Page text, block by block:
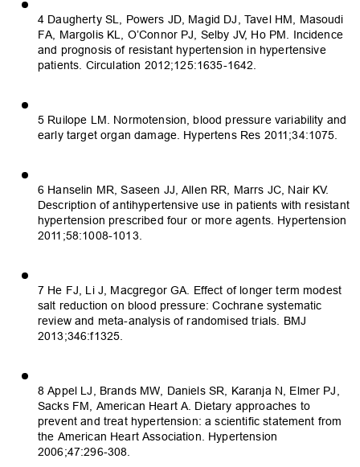
4 Daugherty SL, Powers JD, Magid DJ, Tavel HM, Masoudi
FA, Margolis KL, O’Connor PJ, Selby JV, Ho PM. Incidence
and prognosis of resistant hypertension in hypertensive
patients. Circulation 2012;125:1635-1642.
5 Ruilope LM. Normotension, blood pressure variability and
early target organ damage. Hypertens Res 2011;34:1075.
6 Hanselin MR, Saseen JJ, Allen RR, Marrs JC, Nair KV.
Description of antihypertensive use in patients with resistant
hypertension prescribed four or more agents. Hypertension
2011;58:1008-1013.
7 He FJ, Li J, Macgregor GA. Effect of longer term modest
salt reduction on blood pressure: Cochrane systematic
review and meta-analysis of randomised trials. BMJ
2013;346:f1325.
8 Appel LJ, Brands MW, Daniels SR, Karanja N, Elmer PJ,
Sacks FM, American Heart A. Dietary approaches to
prevent and treat hypertension: a scientific statement from
the American Heart Association. Hypertension
2006;47:296-308.